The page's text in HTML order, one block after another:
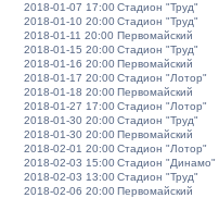
2018-01-07 17:00Стадион "Труд"
2018-01-10 20:00Стадион "Труд"
2018-01-11 20:00 Первомайский
2018-01-15 20:00Стадион "Труд"
2018-01-16 20:00Первомайский
2018-01-17 20:00Стадион "Лотор"
2018-01-18 20:00Первомайский
2018-01-27 17:00Стадион "Лотор"
2018-01-30 20:00Стадион "Труд"
2018-01-30 20:00Первомайский
2018-02-01 20:00Стадион "Лотор"
2018-02-03 15:00Стадион "Динамо"
2018-02-03 13:00Стадион "Труд"
2018-02-06 20:00Первомайский